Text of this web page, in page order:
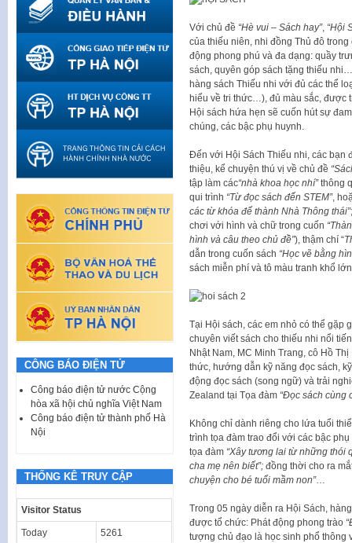
Với chủ đề “Hè vui – Sách hay”, “Hội
của thiếu niên, nhi đồng Thủ đô
động phong phú và đa dạng: quầy
sách, quyên góp sách tặng thiếu
hàng sách Thiếu nhi với đủ các thể
hiểu về tri thức…), đủ màu sắc, được
Hội sách hứa hẹn sẽ cuốn hút sự
chúng, các bậc phụ huynh.
Đến với Hội Sách Thiếu nhi, các bạn
thiệu, kể chuyện thú vị về chủ đề
tập làm các“nhà khoa học nhí”thông
qui trình “Từ đọc sách đến STEM”,
các từ khóa để thành Nhà Thông thái”
chơi với hình và chữ trong cuốn
hình và câu theo chủ đề”), thậm chí “
dẫn trong cuốn sách “Học vẽ bằng
sách miễn phí và tô màu tranh khổ
Tại Hội sách, các em nhỏ có thể gặp
chuyên viết sách cho thiếu nhi nổi
Nhật Nam, MC Minh Trang, cô Hồ
thức, hướng dẫn kỹ năng đọc sách,
động đọc sách (song ngữ) và trải
Zealand tại Tọa đàm “Đọc sách cùng
Không chỉ dành riêng cho lứa tuổi
trình tọa đàm trao đổi với các bậc
tọa đàm “Xây tương lai từ những thói
cha mẹ nên biết”; đồng thời cho ra
chuyện cho bé tuổi mầm non”…
Trong 05 ngày diễn ra Hội Sách,
được tổ chức: Phát động phong trào
tượng chủ đạo là học sinh phổ thông
CÔNG BÁO ĐIỆN TỬ
Công báo điện tử nước Cộng
hòa xã hội chủ nghĩa Việt Nam
Công báo điện tử thành phố Hà
Nội
THỐNG KÊ TRUY CẬP
Visitor Status
Today 5261